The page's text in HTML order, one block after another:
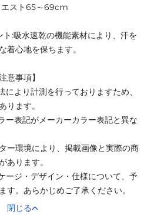
スト65～69cm
:吸水速乾の機能素材により、汗を
着心地を保ちます。
意事項】
より計測を行っておりますため、
ります。
ー表記がメーカーカラー表記と異な
ー環境により、掲載画像と実際の商
あります。
ージ・デザイン・仕様について、予
す。あらかじめご了承ください。
閉じる